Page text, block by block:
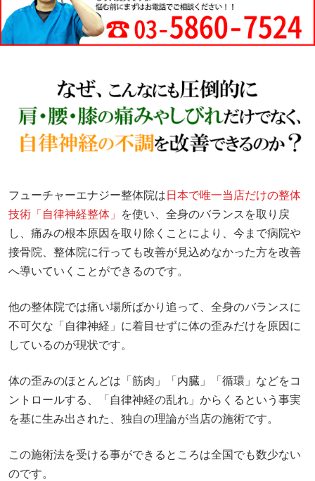
フューチャーエナジー整体院は 日本で唯一当店だけの整体
技術「自律神経整体」
を使い、全身のバランスを取り戻
し、痛みの根本原因を取り除くことにより、今まで病院や
接骨院、整体院に行っても改善が見込めなかった方を改善
へ導いていくことができるのです。
他の整体院では痛い場所ばかり追って、全身のバランスに
不可欠な「自律神経」に着目せずに体の歪みだけを原因に
しているのが現状です。
体の歪みのほとんどは「筋肉」「内臓」「循環」などをコ
ントロールする、「自律神経の乱れ」からくるという事実
を基に生み出された、独自の理論が当店の施術です。
この施術法を受ける事ができるところは全国でも数少ない
のです。